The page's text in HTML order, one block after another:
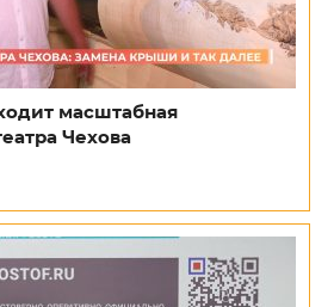
масштабная
Чехова